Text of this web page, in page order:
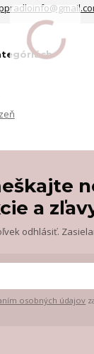
a
odhlásiť.
osobných údajov